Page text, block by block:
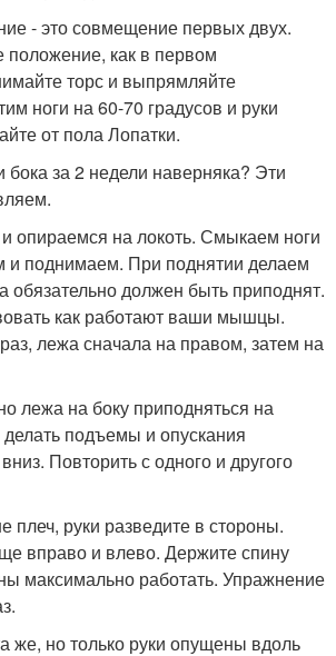
- это совмещение первых двух.
положение, как в первом
торс и выпрямляйте
ноги на 60-70 градусов и руки
от пола Лопатки.
бока за 2 недели наверняка? Эти
опираемся на локоть. Смыкаем ноги
и поднимаем. При поднятии делаем
обязательно должен быть приподнят.
как работают ваши мышцы.
лежа сначала на правом, затем на
лежа на боку приподняться на
подъемы и опускания
Повторить с одного и другого
плеч, руки разведите в стороны.
вправо и влево. Держите спину
максимально работать. Упражнение
же, но только руки опущены вдоль